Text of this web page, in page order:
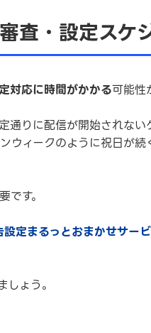
・設定スケ
対応に時間がかかる可能性
通りに配信が開始されない
ウィークのように祝日が
す。
設定まるっとおまかせサー
ょう。